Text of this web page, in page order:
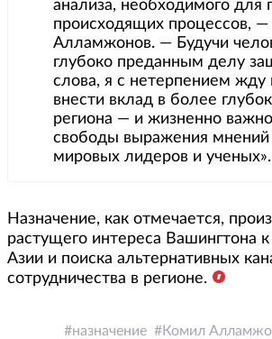
анализа, необходимого для
происходящих процессов, —
Алламжонов. — Будучи
глубоко преданным делу
слова, я с нетерпением жду
внести вклад в более
региона — и жизненно
свободы выражения
мировых лидеров и ученых».
Назначение, как отмечается,
растущего интереса Вашингтона
Азии и поиска альтернативных
сотрудничества в регионе.
назначение Комил